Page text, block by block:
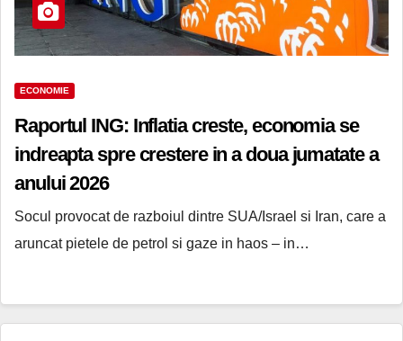
ECONOMIE
Raportul ING: Inflatia creste, economia se
indreapta spre crestere in a doua jumatate a
anului 2026
Socul provocat de razboiul dintre SUA/Israel si Iran, care a
aruncat pietele de petrol si gaze in haos – in…